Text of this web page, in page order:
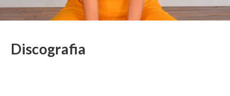
Discografia